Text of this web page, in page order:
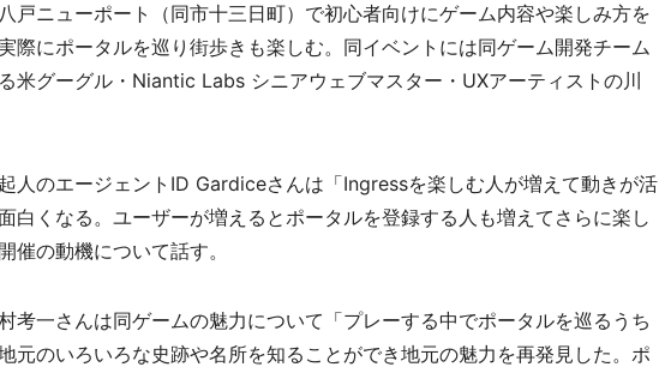
戸ニューポート（同市十三日町）で初心者向けにゲーム内容や楽しみ方を
際にポータルを巡り街歩きも楽しむ。同イベントには同ゲーム開発チーム
米グーグル・Niantic Labs シニアウェブマスター・UXアーティストの川
人のエージェントID Gardiceさんは「Ingressを楽しむ人が増えて動きが活
白くなる。ユーザーが増えるとポータルを登録する人も増えてさらに楽し
催の動機について話す。
考一さんは同ゲームの魅力について「プレーする中でポータルを巡るうち
元のいろいろな史跡や名所を知ることができ地元の魅力を再発見した。ポ